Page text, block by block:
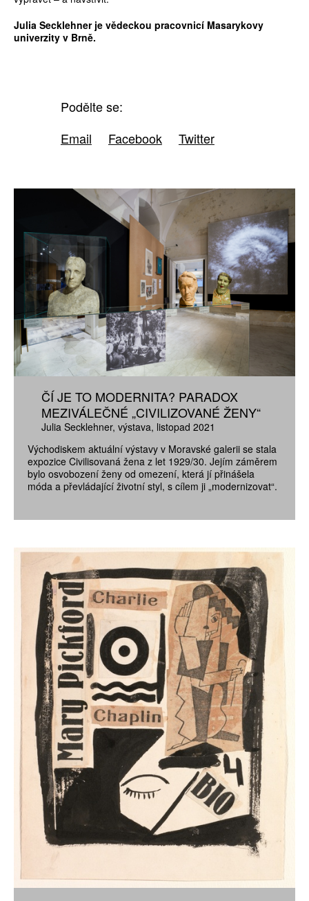
Julia Secklehner je vědeckou pracovnicí Masarykovy
univerzity v Brně.
Podělte se:
Email
Facebook Twitter
ČÍ JE TO MODERNITA? PARADOX
MEZIVÁLEČNÉ „CIVILIZOVANÉ ŽENY“
Julia Secklehner výstava listopad 2021
Východiskem aktuální výstavy v Moravské galerii se stala
expozice Civilisovaná žena z let 1929/30. Jejím záměrem
bylo osvobození ženy od omezení, která jí přinášela
móda a převládající životní styl, s cílem ji „modernizovat“.